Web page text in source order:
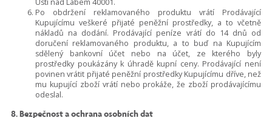
Ústí nad Labem 40001.
Po obdržení reklamovaného produktu vrátí Prodávající
Kupujícímu veškeré přijaté peněžní prostředky, a to včetně
nákladů na dodání. Prodávající peníze vrátí do 14 dnů od
doručení reklamovaného produktu, a to buď na Kupujícím
sdělený bankovní účet nebo na účet, ze kterého byly
prostředky poukázány k úhradě kupní ceny. Prodávající není
povinen vrátit přijaté peněžní prostředky Kupujícímu dříve, než
mu kupující zboží vrátí nebo prokáže, že zboží prodávajícímu
odeslal.
8. Bezpečnost a ochrana osobních dat